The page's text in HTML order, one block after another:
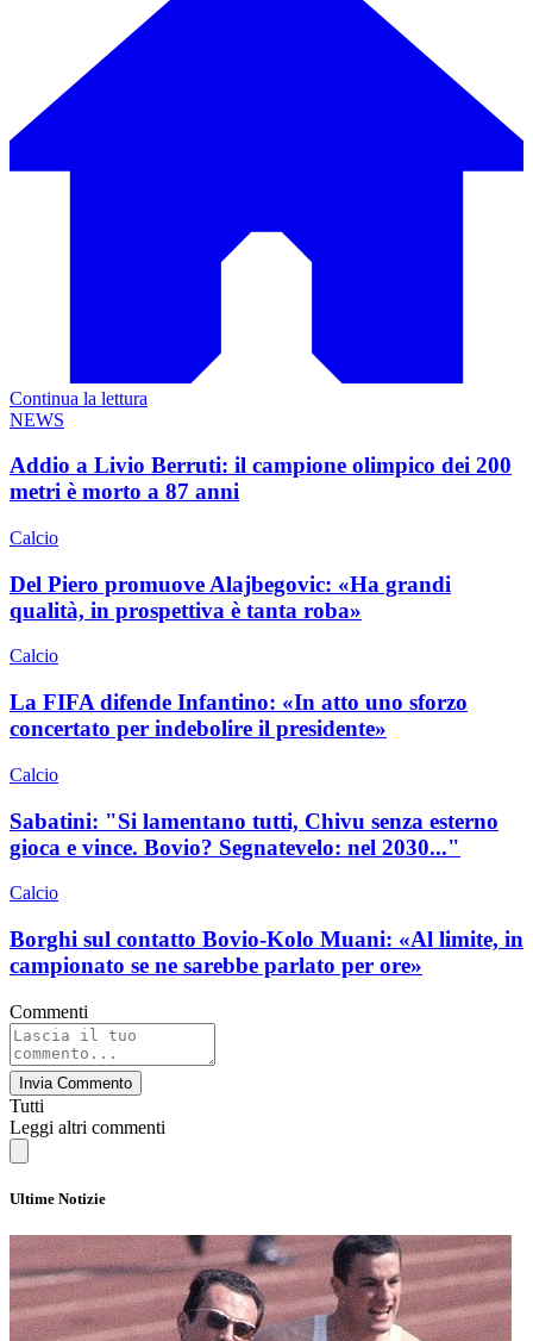
Continua la lettura
NEWS
Addio a Livio Berruti: il campione olimpico dei 200
metri è morto a 87 anni
Calcio
Del Piero promuove Alajbegovic: «Ha grandi
qualità, in prospettiva è tanta roba»
Calcio
La FIFA difende Infantino: «In atto uno sforzo
concertato per indebolire il presidente»
Calcio
Sabatini: "Si lamentano tutti, Chivu senza esterno
gioca e vince. Bovio? Segnatevelo: nel 2030..."
Calcio
Borghi sul contatto Bovio-Kolo Muani: «Al limite, in
campionato se ne sarebbe parlato per ore»
Commenti
Invia Commento
Tutti
Leggi altri commenti
Ultime Notizie